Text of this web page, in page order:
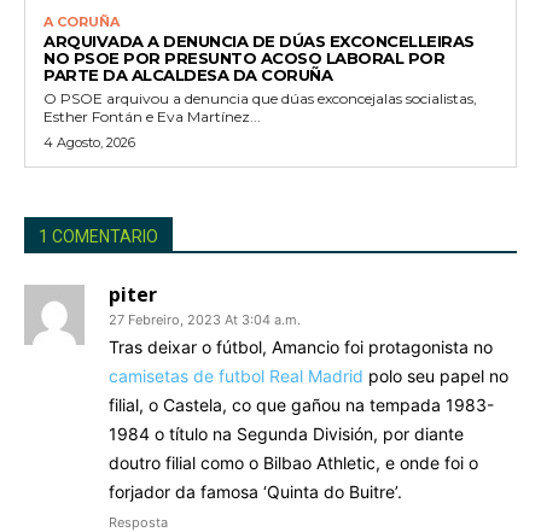
A CORUÑA
ARQUIVADA A DENUNCIA DE DÚAS EXCONCELLEIRAS
NO PSOE POR PRESUNTO ACOSO LABORAL POR
PARTE DA ALCALDESA DA CORUÑA
O PSOE arquivou a denuncia que dúas exconcejalas socialistas,
Esther Fontán e Eva Martínez...
4 Agosto, 2026
1 COMENTARIO
piter
27 Febreiro, 2023 At 3:04 a.m.
Tras deixar o fútbol, Amancio foi protagonista no
camisetas de futbol Real Madrid polo seu papel no
filial, o Castela, co que gañou na tempada 1983-
1984 o título na Segunda División, por diante
doutro filial como o Bilbao Athletic, e onde foi o
forjador da famosa ‘Quinta do Buitre’.
Resposta